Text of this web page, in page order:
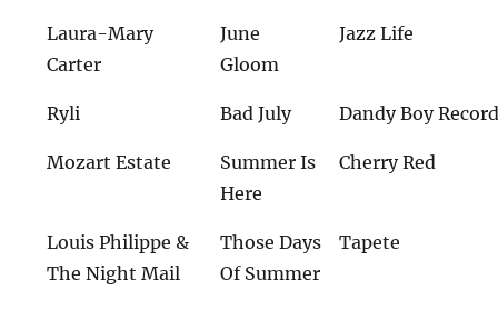
Laura-Mary
Carter
June
Gloom
Jazz Life
Ryli Bad July Dandy Boy
Mozart Estate
Summer Is
Here
Cherry Red
Louis Philippe &
The Night Mail
Those Days
Of Summer
Tapete